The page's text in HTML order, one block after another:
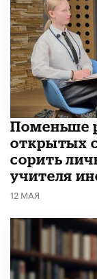
Поменьше
открытых
сорить
учителя
12 МАЯ